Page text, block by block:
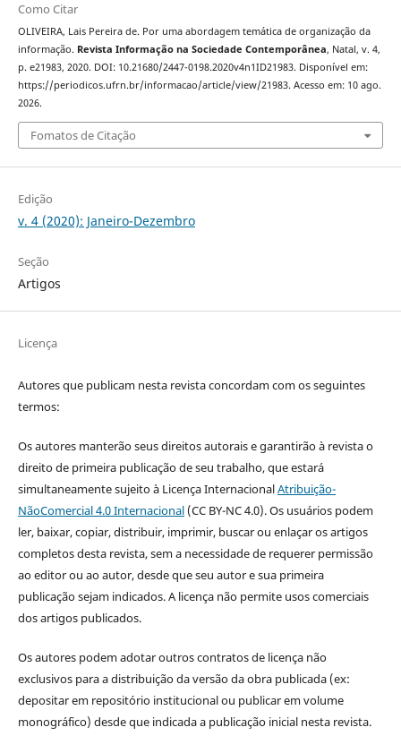
Como Citar
OLIVEIRA, Lais Pereira de. Por uma abordagem temática de organização da
informação. Revista Informação na Sociedade Contemporânea, Natal, v. 4,
p. e21983, 2020. DOI: 10.21680/2447-0198.2020v4n1ID21983. Disponível em:
https://periodicos.ufrn.br/informacao/article/view/21983. Acesso em: 10 ago.
2026.
Fomatos de Citação
Edição
v. 4 (2020): Janeiro-Dezembro
Seção
Artigos
Licença
Autores que publicam nesta revista concordam com os seguintes
termos:
Os autores manterão seus direitos autorais e garantirão à revista o
direito de primeira publicação de seu trabalho, que estará
simultaneamente sujeito à Licença InternacionalAtribuição-
NãoComercial 4.0 Internacional(CC BY-NC 4.0). Os usuários podem
ler, baixar, copiar, distribuir, imprimir, buscar ou enlaçar os artigos
completos desta revista, sem a necessidade de requerer permissão
ao editor ou ao autor, desde que seu autor e sua primeira
publicação sejam indicados. A licença não permite usos comerciais
dos artigos publicados.
Os autores podem adotar outros contratos de licença não
exclusivos para a distribuição da versão da obra publicada (ex:
depositar em repositório institucional ou publicar em volume
monográfico) desde que indicada a publicação inicial nesta revista.